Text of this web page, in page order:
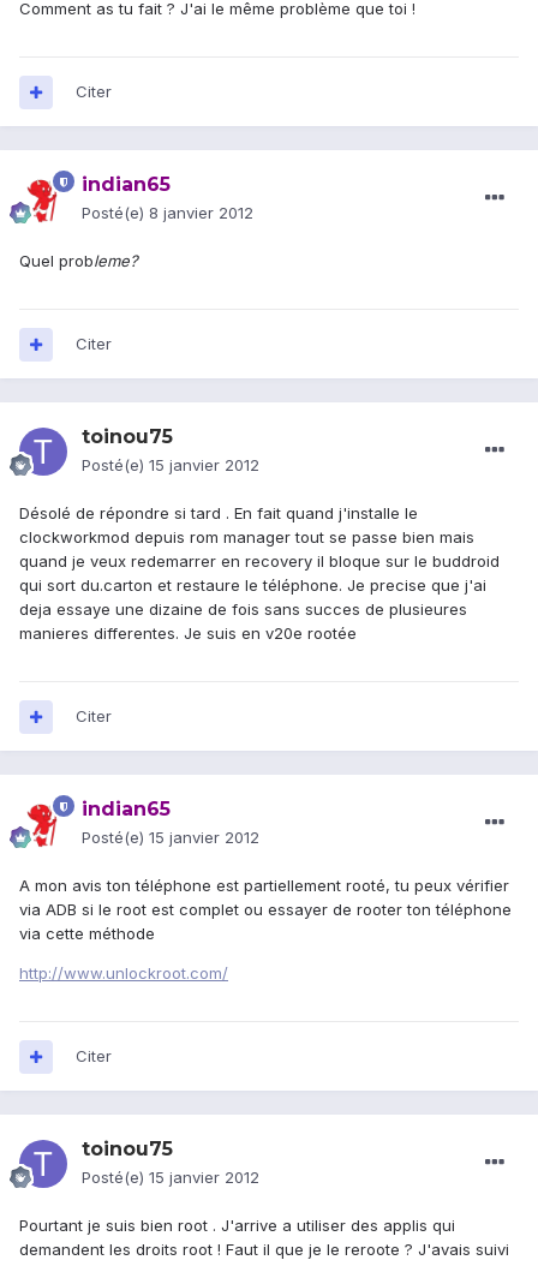
Comment as tu fait ? J'ai le même problème que toi !
Citer
indian65
Posté(e) 8 janvier 2012
Quel probleme?
Citer
toinou75
Posté(e) 15 janvier 2012
Désolé de répondre si tard . En fait quand j'installe le
clockworkmod depuis rom manager tout se passe bien mais
quand je veux redemarrer en recovery il bloque sur le buddroid
qui sort du.carton et restaure le téléphone. Je precise que j'ai
deja essaye une dizaine de fois sans succes de plusieures
manieres differentes. Je suis en v20e rootée
Citer
indian65
Posté(e) 15 janvier 2012
A mon avis ton téléphone est partiellement rooté, tu peux vérifier
via ADB si le root est complet ou essayer de rooter ton téléphone
via cette méthode
http://www.unlockroot.com/
Citer
toinou75
Posté(e) 15 janvier 2012
Pourtant je suis bien root . J'arrive a utiliser des applis qui
demandent les droits root ! Faut il que je le reroote ? J'avais suivi